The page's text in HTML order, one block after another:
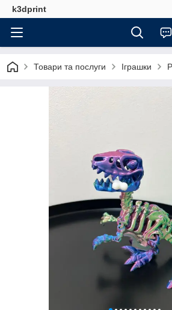
k3dprint
Товари та послуги Іграшки